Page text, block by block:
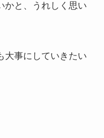
かと、うれしく思い
大事にしていきたい